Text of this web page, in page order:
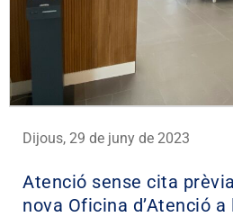
Dijous, 29 de juny de 2023
Atenció sense cita
nova Oficina d’Atenció